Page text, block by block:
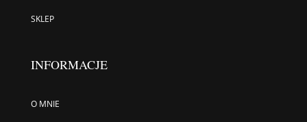
SKLEP
INFORMACJE
O MNIE